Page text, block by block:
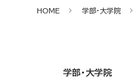
HOME 学部・大学院
学部・大学院